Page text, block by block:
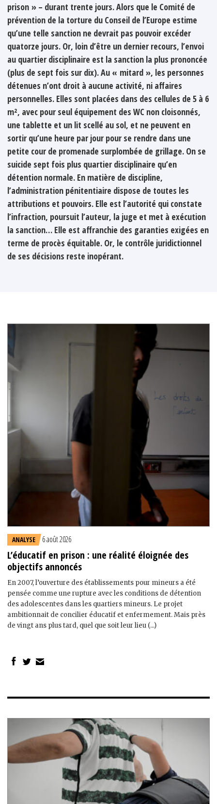
prison » – durant trente jours. Alors que le Comité de
prévention de la torture du Conseil de l’Europe estime
qu’une telle sanction ne devrait pas pouvoir excéder
quatorze jours. Or, loin d’être un dernier recours, l’envoi
au quartier disciplinaire est la sanction la plus prononcée
(plus de sept fois sur dix). Au « mitard », les personnes
détenues n’ont droit à aucune activité, ni affaires
personnelles. Elles sont placées dans des cellules de 5 à 6
m², avec pour seul équipement des WC non cloisonnés,
une tablette et un lit scellé au sol, et ne peuvent en
sortir qu’une heure par jour pour se rendre dans une
petite cour de promenade surplombée de grillage. On se
suicide sept fois plus quartier disciplinaire qu’en
détention normale. En matière de discipline,
l’administration pénitentiaire dispose de toutes les
attributions et pouvoirs. Elle est l’autorité qui constate
l’infraction, poursuit l’auteur, la juge et met à exécution
la sanction… Elle est affranchie des garanties exigées en
terme de procès équitable. Or, le contrôle juridictionnel
de ses décisions reste inopérant.
ANALYSE 6 août 2026
L’éducatif en prison : une réalité éloignée des
objectifs annoncés
En 2007, l’ouverture des établissements pour mineurs a été
pensée comme une rupture avec les conditions de détention
des adolescent·es dans les quartiers mineurs. Le projet
ambitionnait de concilier éducatif et enfermement. Mais près
de vingt ans plus tard, quel que soit leur lieu (...)